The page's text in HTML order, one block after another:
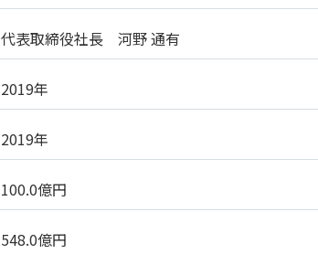
代表取締役社長 河野 通有
2019年
2019年
100.0億円
548.0億円